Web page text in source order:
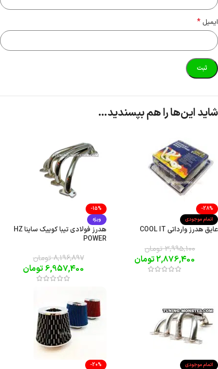
ایمیل *
شاید این‌ها را هم بپسندید…
-28%
اتمام موجودی
عایق هدرز وارداتی COOL IT
3,995,100 تومان
2,876,400تومان
-15%
ویژه
هدرز فولادی تیبا کوییک ساینا HZ
POWER
8,196,897 تومان
6,957,400تومان
اتمام موجودی
-20%